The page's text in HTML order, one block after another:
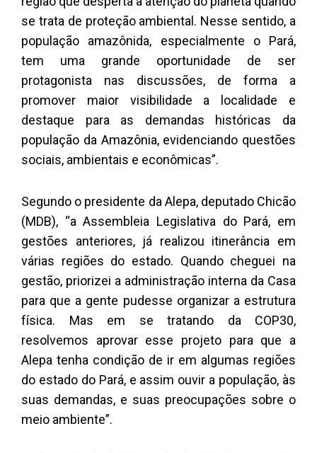
se trata de proteção ambiental. Nesse sentido, a
população amazônida, especialmente o Pará,
tem uma grande oportunidade de ser
protagonista nas discussões, de forma a
promover maior visibilidade a localidade e
destaque para as demandas históricas da
população da Amazônia, evidenciando questões
sociais, ambientais e econômicas”.
Segundo o presidente da Alepa, deputado Chicão
(MDB), “a Assembleia Legislativa do Pará, em
gestões anteriores, já realizou itinerância em
várias regiões do estado. Quando cheguei na
gestão, priorizei a administração interna da Casa
para que a gente pudesse organizar a estrutura
física. Mas em se tratando da COP30,
resolvemos aprovar esse projeto para que a
Alepa tenha condição de ir em algumas regiões
do estado do Pará, e assim ouvir a população, às
suas demandas, e suas preocupações sobre o
meio ambiente”.